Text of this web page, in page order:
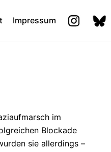
Impressum
im
Blockade
sie allerdings –